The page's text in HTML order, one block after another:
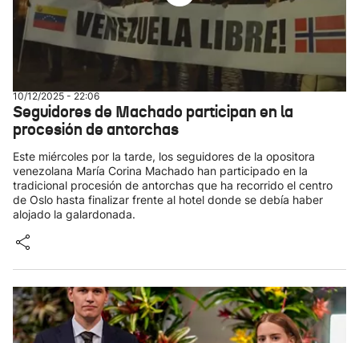
10/12/2025 - 22:06
Seguidores de Machado participan en la
procesión de antorchas
Este miércoles por la tarde, los seguidores de la opositora
venezolana María Corina Machado han participado en la
tradicional procesión de antorchas que ha recorrido el centro
de Oslo hasta finalizar frente al hotel donde se debía haber
alojado la galardonada.